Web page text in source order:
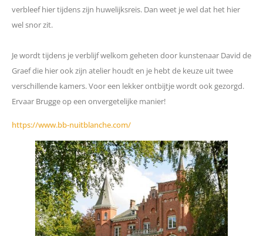
verbleef hier tijdens zijn huwelijksreis. Dan weet je wel dat het hier
wel snor zit.
Je wordt tijdens je verblijf welkom geheten door kunstenaar David de
Graef die hier ook zijn atelier houdt en je hebt de keuze uit twee
verschillende kamers. Voor een lekker ontbijtje wordt ook gezorgd.
Ervaar Brugge op een onvergetelijke manier!
https://www.bb-nuitblanche.com/